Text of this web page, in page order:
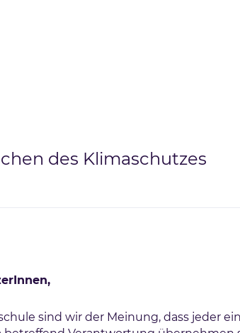
des Klimaschutzes
sind wir der Meinung, dass jeder